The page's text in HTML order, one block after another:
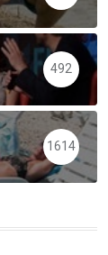
492
1614